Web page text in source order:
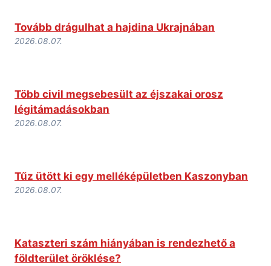
Tovább drágulhat a hajdina Ukrajnában
2026.08.07.
Több civil megsebesült az éjszakai orosz
légitámadásokban
2026.08.07.
Tűz ütött ki egy melléképületben Kaszonyban
2026.08.07.
Kataszteri szám hiányában is rendezhető a
földterület öröklése?